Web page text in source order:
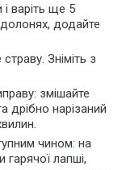
варіть ще 5
долонях, додайте
Зніміть з
змішайте
дрібно нарізаний
чином: на
гарячої лапші,